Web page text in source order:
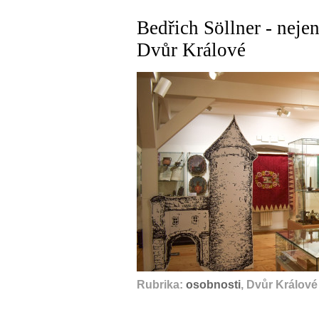
Bedřich Söllner -
Dvůr Králové
Rubrika: osobnosti, Dvůr